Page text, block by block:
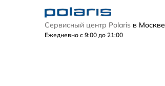
Сервисный центр Polaris в Москве
Ежедневно с 9:00 до 21:00